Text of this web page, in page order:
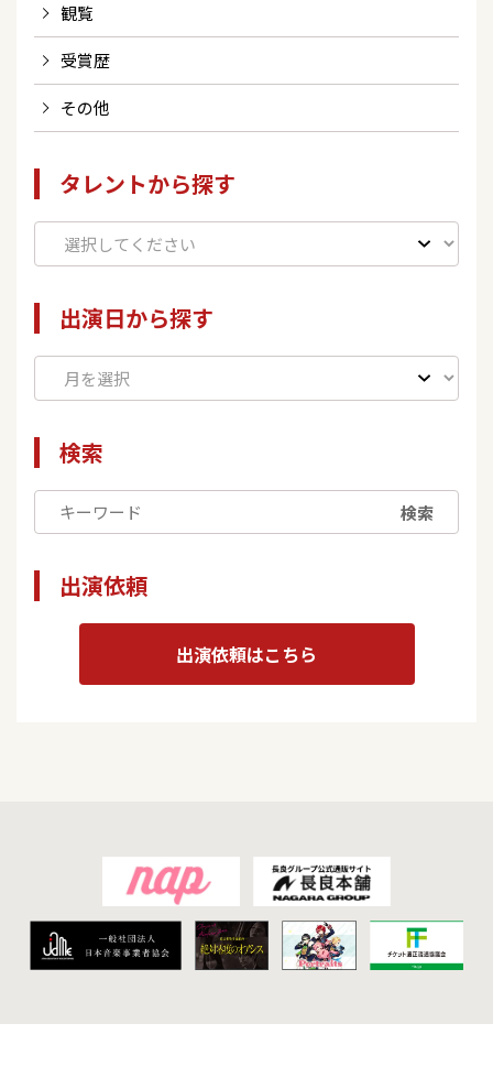
観覧
受賞歴
その他
タレントから探す
出演日から探す
検索
検索
出演依頼
出演依頼はこちら